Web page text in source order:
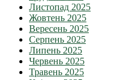
Листопад 2025
Жовтень 2025
Вересень 2025
Серпень 2025
Липень 2025
Червень 2025
Травень 2025